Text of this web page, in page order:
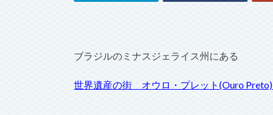
ブラジルのミナスジェライス州にある
世界遺産の街 オウロ・プレット(Ouro Preto)